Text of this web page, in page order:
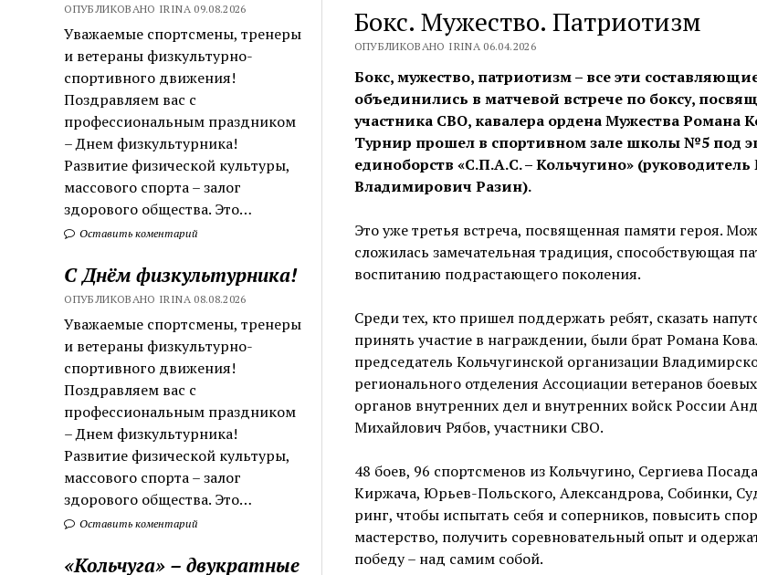
ОПУБЛИКОВАНО IRINA 09.08.2026
Уважаемые спортсмены, тренеры
и ветераны физкультурно-
спортивного движения!
Поздравляем вас с
профессиональным праздником
– Днем физкультурника!
Развитие физической культуры,
массового спорта – залог
здорового общества. Это…
Оставить коментарий
С Днём физкультурника!
ОПУБЛИКОВАНО IRINA 08.08.2026
Уважаемые спортсмены, тренеры
и ветераны физкультурно-
спортивного движения!
Поздравляем вас с
профессиональным праздником
– Днем физкультурника!
Развитие физической культуры,
массового спорта – залог
здорового общества. Это…
Оставить коментарий
«Кольчуга» – двукратные
Бокс. Мужество. Патриотизм
ОПУБЛИКОВАНО IRINA 06.04.2026
Бокс, мужество, патриотизм – все эти
объединились в матчевой встрече по боксу,
участника СВО, кавалера ордена Мужества Романа
Турнир прошел в спортивном зале школы №5 под
единоборств «С.П.А.С. – Кольчугино»
Владимирович Разин).
Это уже третья встреча, посвященная памяти героя.
сложилась замечательная традиция, способствующая
воспитанию подрастающего поколения.
Среди тех, кто пришел поддержать ребят, сказать
принять участие в награждении, были брат Романа
председатель Кольчугинской организации
регионального отделения Ассоциации ветеранов
органов внутренних дел и внутренних войск России
Михайлович Рябов, участники СВО.
48 боев, 96 спортсменов из Кольчугино, Сергиева
Киржача, Юрьев-Польского, Александрова, Собинки,
ринг, чтобы испытать себя и соперников, повысить
мастерство, получить соревновательный опыт и
победу – над самим собой.